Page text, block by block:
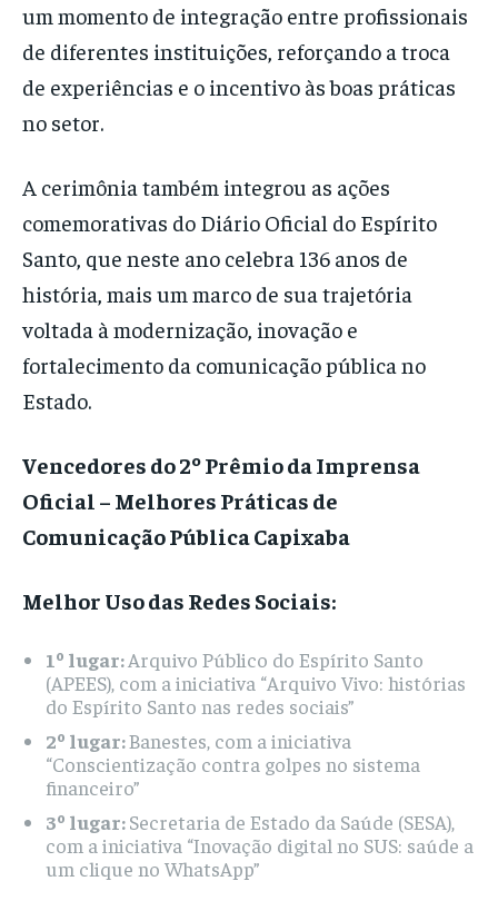
um momento de integração entre profissionais
de diferentes instituições, reforçando a troca
de experiências e o incentivo às boas práticas
no setor.
A cerimônia também integrou as ações
comemorativas do Diário Oficial do Espírito
Santo, que neste ano celebra 136 anos de
história, mais um marco de sua trajetória
voltada à modernização, inovação e
fortalecimento da comunicação pública no
Estado.
Vencedores do 2º Prêmio da Imprensa
Oficial – Melhores Práticas de
Comunicação Pública Capixaba
Melhor Uso das Redes Sociais:
1º lugar:Arquivo Público do Espírito Santo
(APEES), com a iniciativa “Arquivo Vivo: histórias
do Espírito Santo nas redes sociais”
2º lugar:Banestes, com a iniciativa
“Conscientização contra golpes no sistema
financeiro”
3º lugar:Secretaria de Estado da Saúde (SESA),
com a iniciativa “Inovação digital no SUS: saúde a
um clique no WhatsApp”